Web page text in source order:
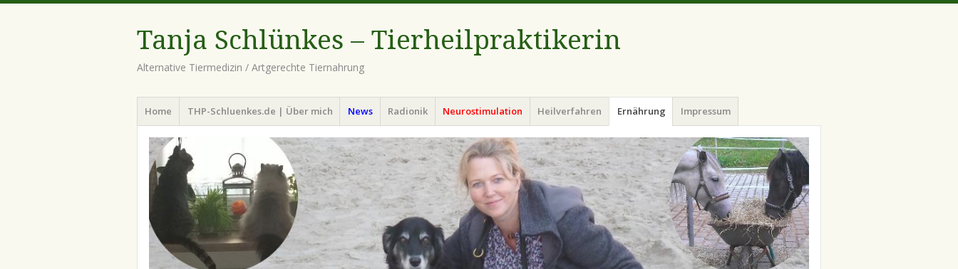
Tanja Schlünkes – Tierheilpraktikerin
Alternative Tiermedizin / Artgerechte Tiernahrung
Menü
Zum
Inhalt
springen
Home THP-Schluenkes.de | Über mich News Radionik Neurostimulation Heilverfahren Ernährung Impressum